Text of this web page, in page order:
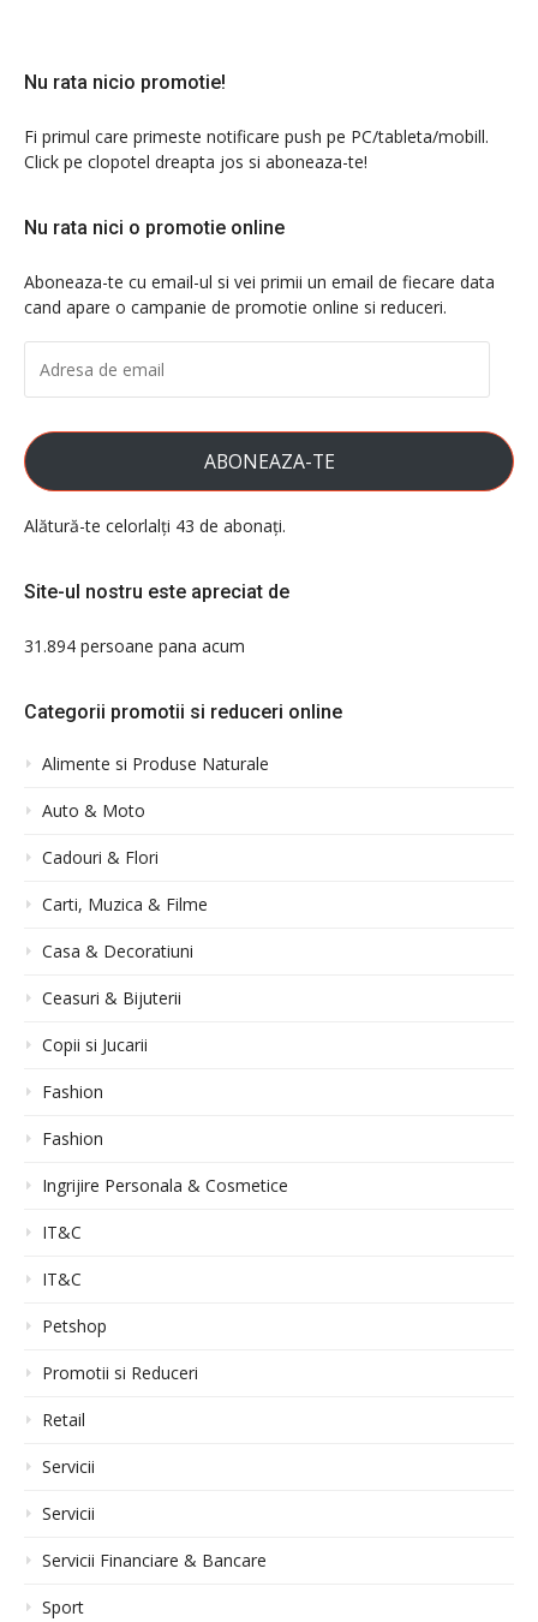
Nu rata nicio promotie!
Fi primul care primeste notificare push pe PC/tableta/mobill.
Click pe clopotel dreapta jos si aboneaza-te!
Nu rata nici o promotie online
Aboneaza-te cu email-ul si vei primii un email de fiecare data
cand apare o campanie de promotie online si reduceri.
DE
EMAIL
ABONEAZA-TE
Alătură-te celorlalți 43 de abonați.
Site-ul nostru este apreciat de
31.894 persoane pana acum
Categorii promotii si reduceri online
Alimente si Produse Naturale
Auto & Moto
Cadouri & Flori
Carti, Muzica & Filme
Casa & Decoratiuni
Ceasuri & Bijuterii
Copii si Jucarii
Fashion
Fashion
Ingrijire Personala & Cosmetice
IT&C
IT&C
Petshop
Promotii si Reduceri
Retail
Servicii
Servicii
Servicii Financiare & Bancare
Sport